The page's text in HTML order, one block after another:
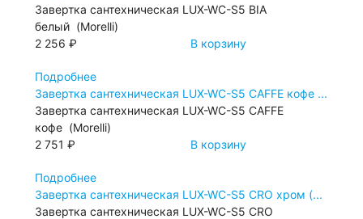
Завертка сантехническая LUX-WC-S5 BIA
белый (Morelli)
2 256 ₽
В корзину
Подробнее
Завертка сантехническая LUX-WC-S5 CAFFE кофе ...
Завертка сантехническая LUX-WC-S5 CAFFE
кофе (Morelli)
2 751 ₽
В корзину
Подробнее
Завертка сантехническая LUX-WC-S5 CRO хром (...
Завертка сантехническая LUX-WC-S5 CRO